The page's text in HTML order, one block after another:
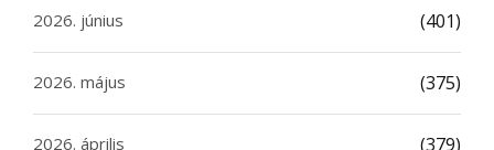
2026. június (401)
2026. május (375)
2026. április (379)